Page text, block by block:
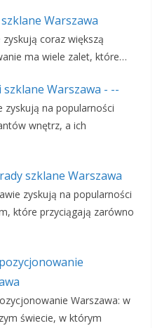
Warszawa
coraz większą
ma wiele zalet, które…
szklane Warszawa - --
zyskują na popularności
wnętrz, a ich
szklane Warszawa
zyskują na popularności
które przyciągają zarówno
Warszawa: w
świecie, w którym